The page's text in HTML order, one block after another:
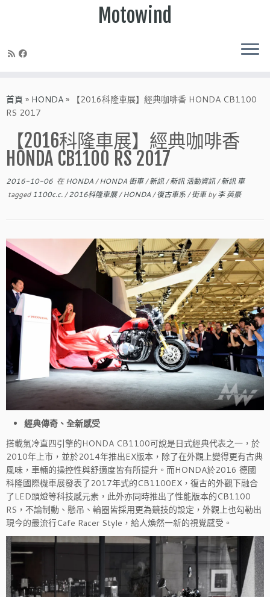
to
content
Motowind
首頁 » HONDA »
【2016科隆車展】經典咖啡香 HONDA CB1100
RS 2017
【2016科隆車展】經典咖啡香
HONDA CB1100 RS 2017
2016-10-06 在HONDA/HONDA 街車/新訊/新訊 活動資訊/新訊 車
tagged1100c.c./2016科隆車展/HONDA/復古車系/街車by李 英豪
經典傳奇、全新感受
搭載氣冷直四引擎的HONDA CB1100可說是日式經典代表之一，於
2010年上市，並於2014年推出EX版本，除了在外觀上變得更有古典
風味，車輛的操控性與舒適度皆有所提升。而HONDA於2016 德國
科隆國際機車展發表了2017年式的CB1100EX，復古的外觀下融合
了LED頭燈等科技感元素，此外亦同時推出了性能版本的CB1100
RS，不論制動、懸吊、輪圈皆採用更為競技的設定，外觀上也勾勒出
現今的最流行Cafe Racer Style，給人煥然一新的視覺感受。